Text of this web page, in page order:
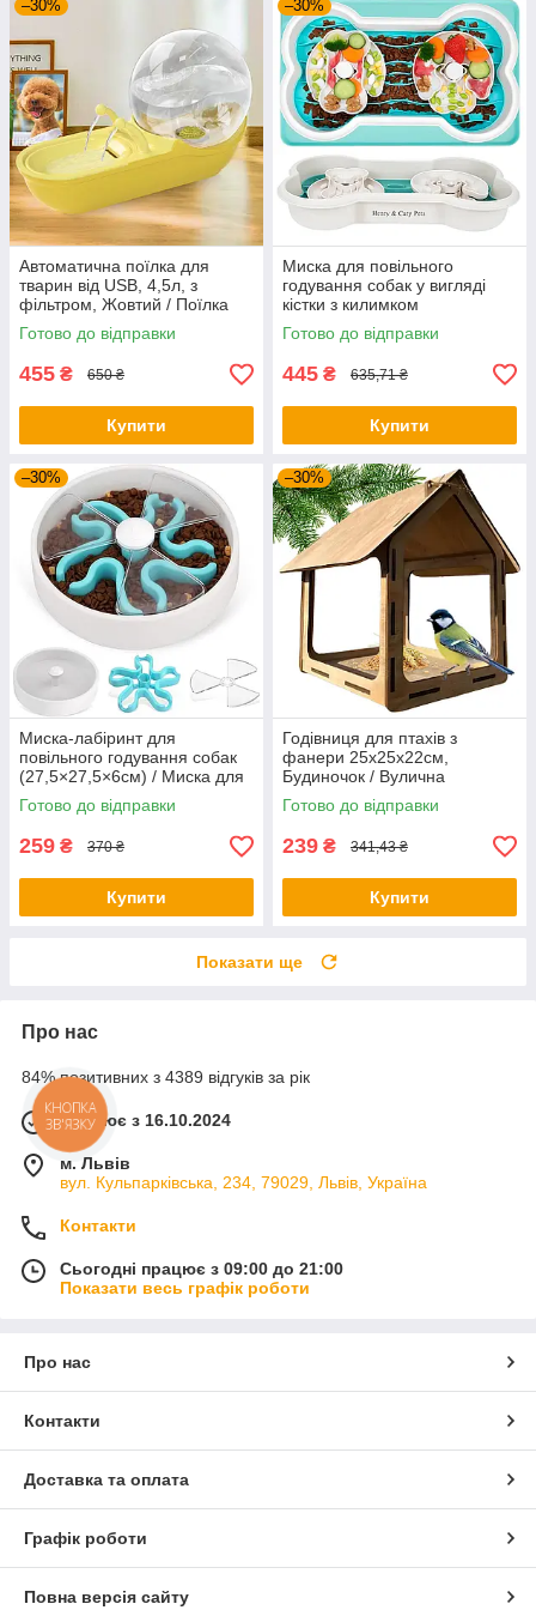
–30%
Автоматична поїлка для
тварин від USB, 4,5л, з
фільтром, Жовтий / Поїлка
для кота / Фонтанчик для
котів
Готово до відправки
455 ₴ 650 ₴
Купити
–30%
Миска для повільного
годування собак у вигляді
кістки з килимком
(43×25×7,5см), Henry & Cary /
Собача миска
Готово до відправки
445 ₴ 635,71 ₴
Купити
–30%
Миска-лабіринт для
повільного годування собак
(27,5×27,5×6см) / Миска для
собак / Собача миска
Готово до відправки
259 ₴ 370 ₴
Купити
–30%
Годівниця для птахів з
фанери 25х25х22см,
Будиночок / Вулична
годівниця для синичок /
Підвісна годівниця для
Готово до відправки
239 ₴ 341,43 ₴
Купити
Показати ще
Про нас
84% позитивних з 4389 відгуків за рік
Працює з 16.10.2024
м. Львів
вул. Кульпарківська, 234, 79029, Львів, Україна
Контакти
Сьогодні працює з 09:00 до 21:00
Показати весь графік роботи
Про нас
Контакти
Доставка та оплата
Графік роботи
Повна версія сайту
КНОПКА
ЗВ'ЯЗКУ